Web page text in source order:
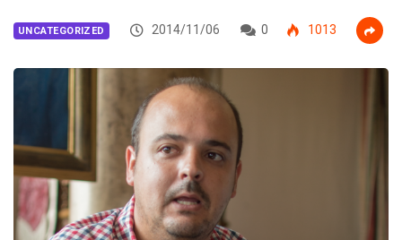
UNCATEGORIZED 2014/11/06 0 1013